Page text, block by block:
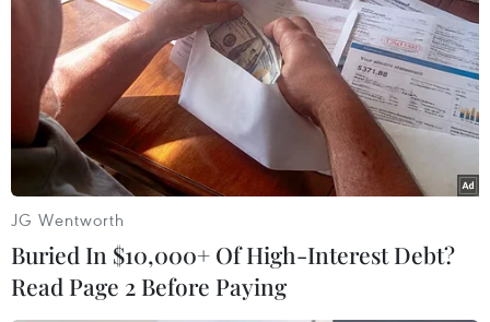
TIN LIÊN QUAN
JG Wentworth
Buried In $10,000+ Of High-Interest Debt?
Read Page 2 Before Paying